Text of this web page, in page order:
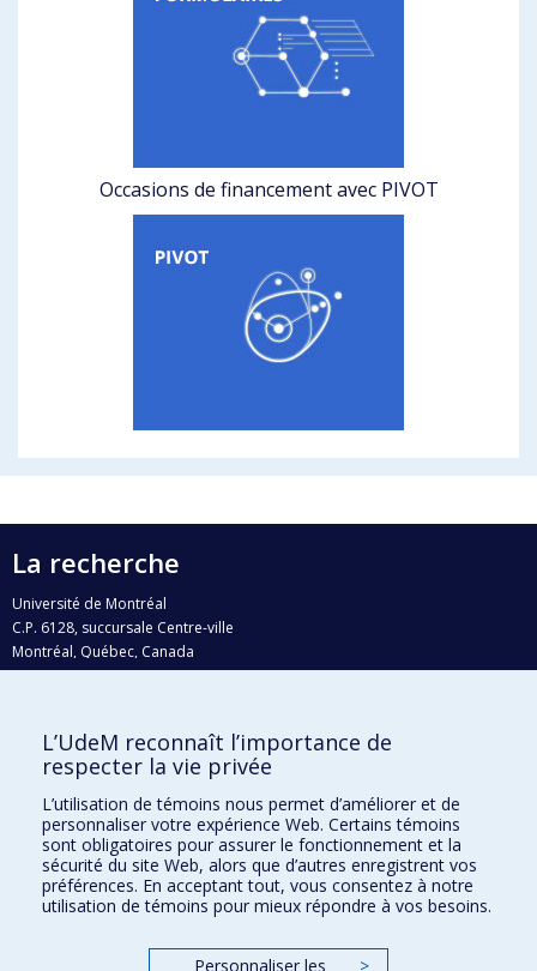
Occasions de financement avec PIVOT
La recherche
Université de Montréal
C.P. 6128, succursale Centre-ville
Montréal, Québec, Canada
H3C 3J7
Qui fait quoi?
Nous trouver
Plan du site
Accessibilité
L’UdeM reconnaît l’importance de
respecter la vie privée
L’utilisation de témoins nous permet d’améliorer et de
personnaliser votre expérience Web. Certains témoins
sont obligatoires pour assurer le fonctionnement et la
sécurité du site Web, alors que d’autres enregistrent vos
préférences. En acceptant tout, vous consentez à notre
utilisation de témoins pour mieux répondre à vos besoins.
Personnaliser les >